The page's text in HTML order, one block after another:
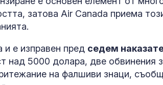
затова Air Canada приема
и е изправен пред седем
над 5000 долара, две обвинения
на фалшиви знаци,